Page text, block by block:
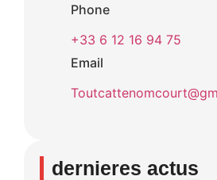
Phone
‪+33 6 12 16 94 75‬
Email
dernieres actus